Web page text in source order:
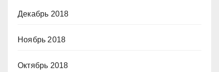
Декабрь 2018
Ноябрь 2018
Октябрь 2018